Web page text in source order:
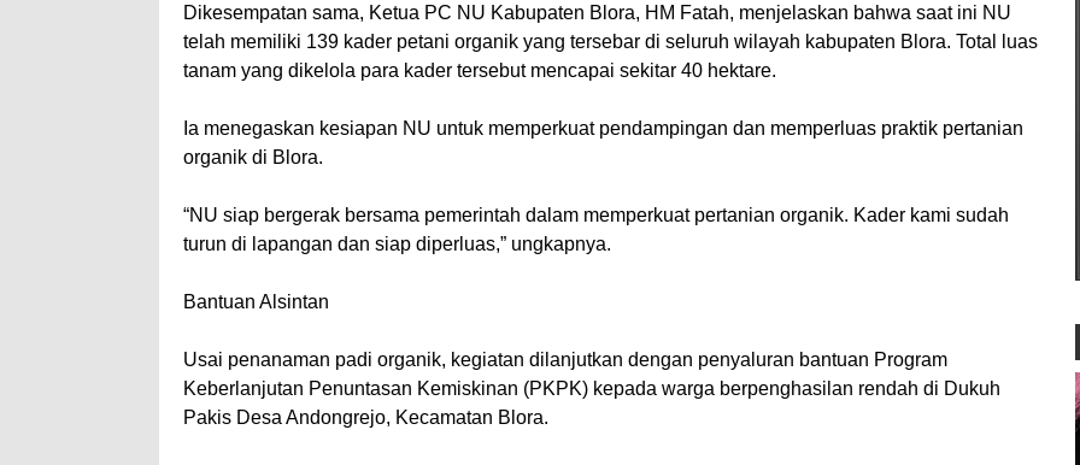
Dikesempatan sama, Ketua PC NU Kabupaten Blora, HM Fatah, menjelaskan bahwa saat ini NU
telah memiliki 139 kader petani organik yang tersebar di seluruh wilayah kabupaten Blora. Total luas
tanam yang dikelola para kader tersebut mencapai sekitar 40 hektare.
Ia menegaskan kesiapan NU untuk memperkuat pendampingan dan memperluas praktik pertanian
organik di Blora.
“NU siap bergerak bersama pemerintah dalam memperkuat pertanian organik. Kader kami sudah
turun di lapangan dan siap diperluas,” ungkapnya.
Bantuan Alsintan
Usai penanaman padi organik, kegiatan dilanjutkan dengan penyaluran bantuan Program
Keberlanjutan Penuntasan Kemiskinan (PKPK) kepada warga berpenghasilan rendah di Dukuh
Pakis Desa Andongrejo, Kecamatan Blora.